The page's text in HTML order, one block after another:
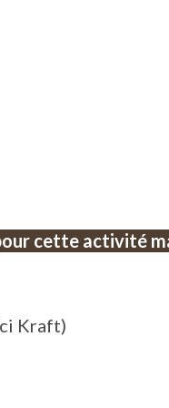
cette activité
Kraft)